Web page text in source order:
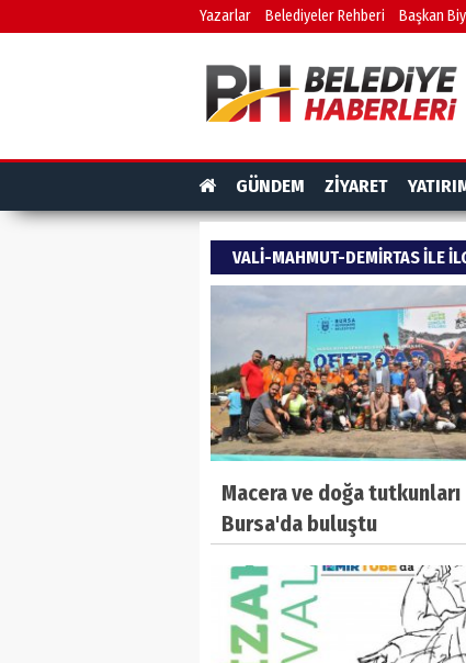
Yazarlar Belediyeler Rehberi Başkan
GÜNDEM ZİYARET
VALI-MAHMUT-DEMIRTAS ILE
Macera ve doğa tutkunları
Bursa'da buluştu